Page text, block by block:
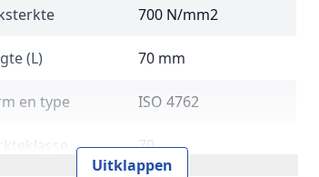
700 N/mm2
(L) 70 mm
en type ISO 4762
70
Uitklappen